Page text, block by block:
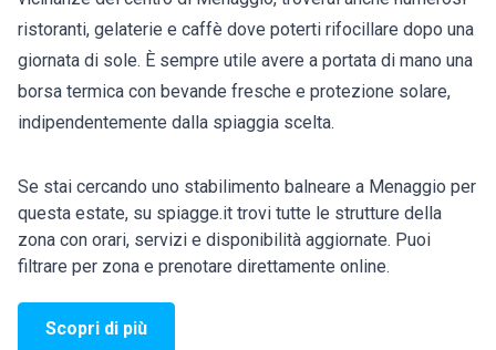
ristoranti, gelaterie e caffè dove poterti rifocillare dopo una
giornata di sole. È sempre utile avere a portata di mano una
borsa termica con bevande fresche e protezione solare,
indipendentemente dalla spiaggia scelta.
Se stai cercando uno stabilimento balneare a Menaggio per
questa estate, su spiagge.it trovi tutte le strutture della
zona con orari, servizi e disponibilità aggiornate. Puoi
filtrare per zona e prenotare direttamente online.
Scopri di più